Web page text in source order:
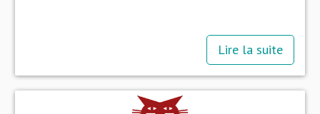
Lire la suite